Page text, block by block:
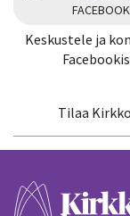
Keskustele ja
Tilaa